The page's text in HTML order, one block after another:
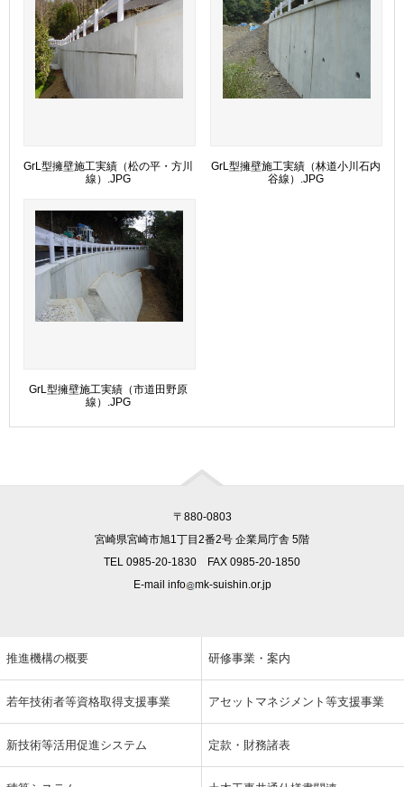
GrL型擁壁施工実績（松の平・方川
線）.JPG
GrL型擁壁施工実績（林道小川石内
谷線）.JPG
GrL型擁壁施工実績（市道田野原
線）.JPG
〒880-0803
宮崎県宮崎市旭1丁目2番2号 企業局庁舎 5階
TEL 0985-20-1830 FAX 0985-20-1850
E-mail info
mk-suishin.or.jp
推進機構の概要 研修事業・案内
若年技術者等資格取得支援事業 アセットマネジメント等支援事業
新技術等活用促進システム 定款・財務諸表